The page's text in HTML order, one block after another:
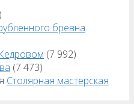
бревна
(7 992)
(7 473)
Столярная мастерская